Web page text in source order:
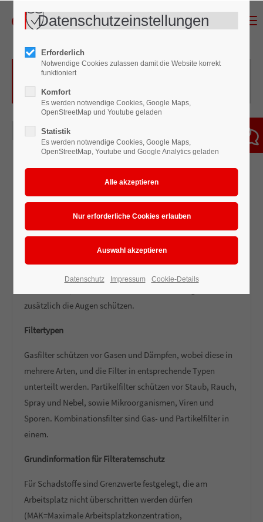
Vorschriften und Regeln zum
Atemschutz
Informationen zum Atemschutz
Maskentypen
Partikelfiltrierende Halbmasken bestehen zum größten Teil
selbst aus Filtermaterial. Sie sind aus Hygienegründen für
entspricht der von Halbmasken mit Partikelfiltern der
entsprechenden Klasse. Halbmasken umschließen den
Mund und die Nase. Vollmasken bedecken das gesamte
Gesicht. Sie haben eine bessere Schutzwirkung als
zusätzlich die Augen schützen.
Filtertypen
Gasfilter schützen vor Gasen und Dämpfen, wobei diese in
mehrere Arten, und die Filter in entsprechende Typen
unterteilt werden. Partikelfilter schützen vor Staub, Rauch,
Spray und Nebel, sowie Mikroorganismen, Viren und
Sporen. Kombinationsfilter sind Gas- und Partikelfilter in
einem.
Grundinformation für Filteratemschutz
Für Schadstoffe sind Grenzwerte festgelegt, die am
Arbeitsplatz nicht überschritten werden dürfen
(MAK=Maximale Arbeitsplatzkonzentration,
Datenschutzeinstellungen
Erforderlich
Notwendige Cookies zulassen damit die Website korrekt
funktioniert
Komfort
Es werden notwendige Cookies, Google Maps,
OpenStreetMap und Youtube geladen
Statistik
Es werden notwendige Cookies, Google Maps,
OpenStreetMap, Youtube und Google Analytics geladen
Datenschutz Impressum Cookie-Details